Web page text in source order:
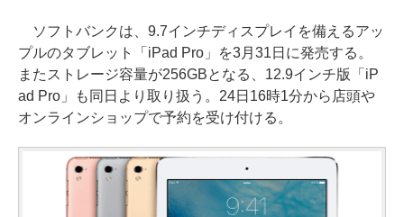
ソフトバンクは、9.7インチディスプレイを備えるアッ
プルのタブレット「iPad Pro」を3月31日に発売する。
またストレージ容量が256GBとなる、12.9インチ版「iP
ad Pro」も同日より取り扱う。24日16時1分から店頭や
オンラインショップで予約を受け付ける。